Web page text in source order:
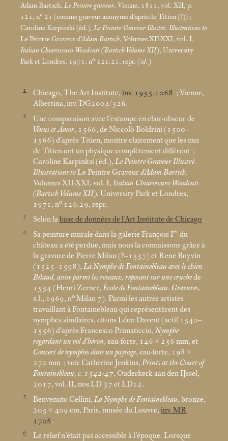
Adam Bartsch, Le Peintre graveur, Vienne, 1811, vol. XII, p.
121, n° 21 (comme graveur anonyme d’après le Titien (?)) ;
Caroline Karpinski (éd.), Le Peintre Graveur Illustré. Illustrations to
Le Peintre Graveurd’Adam Bartsch, Volumes XII-XXI, vol. I,
Italian Chiaroscuro Woodcuts (Bartsch Volume XII), University
Park et Londres, 1971, n° 121.21, repr. (id.)
1 Chicago, The Art Institute, inv. 1955.1068 ; Vienne,
Albertina, inv. DG2002/326.
2
Une comparaison avec l’estampe en clair-obscur de
Vénus et Amor, 1566, de Niccolò Boldrini (1500–
1566) d’après Titien, montre clairement que les nus
de Titien ont un physique complètement différent ;
Caroline Karpinksi (éd.), Le Peintre Graveur Illustré.
Illustrations toLe Peintre Graveurd’Adam Bartsch,
Volumes XII-XXI, vol. I, Italian Chiaroscuro Woodcuts
(Bartsch Volume XII), University Park et Londres,
1971, n° 126.29, repr.
3 Selon labase de données de l’Art Institute de Chicago.
4 Sa peinture murale dans la galerie François Ier du
château a été perdue, mais nous la connaissons grâce à
la gravure de Pierre Milan (?–1557) et René Boyvin
(1525–1598), La Nymphe de Fontainebleau avec le chien
Bilaud, assise parmi les roseaux, reposant sur une cruchede
1554 (Henri Zerner, École de Fontainebleau. Gravures,
s.l., 1969, n° Milan 7). Parmi les autres artistes
travaillant à Fontainebleau qui représentèrent des
nymphes similaires, citons Léon Davent (actif 1540–
1556) d’après Francesco Primaticcio, Nymphe
regardant un vol d’héron, eau-forte, 146 × 256 mm, et
Concert de nymphes dans un paysage, eau-forte, 198 ×
272 mm ; voir Catherine Jenkins, Prints at the Court of
Fontainebleau, c. 1542-47, Ouderkerk aan den IJssel,
2017, vol. II, nos LD 37 et LD12.
5 Benvenuto Cellini, La Nymphe de Fontainebleau, bronze,
205 × 409 cm, Paris, musée du Louvre, inv. MR
1706.
6
Le relief n’était pas accessible à l’époque. Lorsque